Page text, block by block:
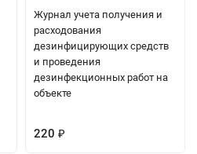
Журнал учета получения и
расходования
дезинфицирующих средств
и проведения
дезинфекционных работ на
объекте
220 ₽